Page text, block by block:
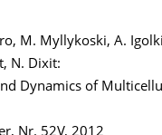
M. Myllykoski, A.
N. Dixit:
Dynamics of